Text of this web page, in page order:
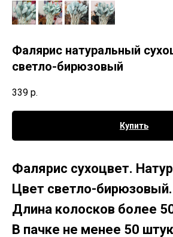
Фалярис натуральный
светло-бирюзовый
339 р.
Купить
Фалярис сухоцвет.
Цвет светло-бирюзовый.
Длина колосков более
В пачке не менее 50